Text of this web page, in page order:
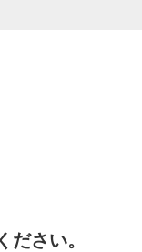
さい。